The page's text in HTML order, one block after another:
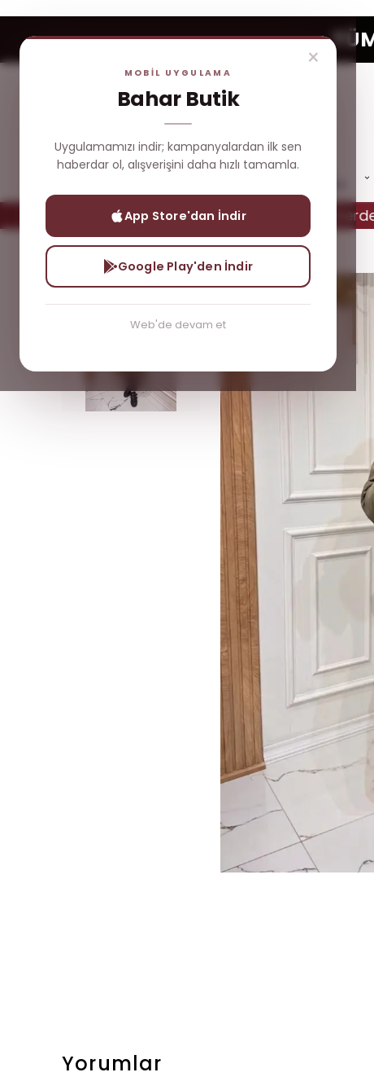
×
MOBİL UYGULAMA
Bahar Butik
Uygulamamızı indir; kampanyalardan ilk sen
haberdar ol, alışverişini daha hızlı tamamla.
App Store'dan İndir
Google Play'den İndir
Web'de devam et
Yeni
Çok
Üst
Ürünlerde ÜCRETSİZ Kargo Tüm Ürünlerde
Dış Giyim Taşlı Kap
Yorumlar